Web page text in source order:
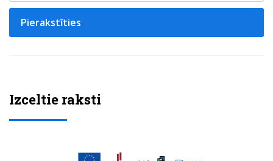
Pierakstīties
Izceltie raksti